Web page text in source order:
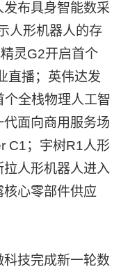
布具身智能数采
人形机器人的存
灵G2开启首个
直播；英伟达发
全栈物理人工智
面向商用服务场
C1；宇树R1人形
人形机器人进入
心零部件供应
技完成新一轮数